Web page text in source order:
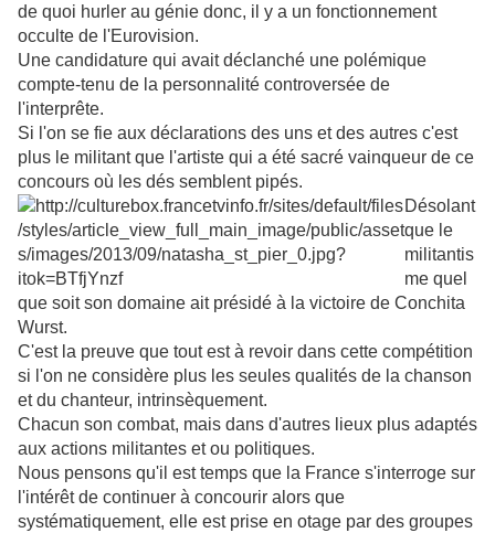
de quoi hurler au génie donc, il y a un fonctionnement
occulte de l'Eurovision.
Une candidature qui avait déclanché une polémique
compte-tenu de la personnalité controversée de
l'interprête.
Si l'on se fie aux déclarations des uns et des autres c'est
plus le militant que l'artiste qui a été sacré vainqueur de ce
concours où les dés semblent pipés.
Désolant
que le
militantis
me quel
que soit son domaine ait présidé à la victoire de Conchita
Wurst.
C'est la preuve que tout est à revoir dans cette compétition
si l'on ne considère plus les seules qualités de la chanson
et du chanteur, intrinsèquement.
Chacun son combat, mais dans d'autres lieux plus adaptés
aux actions militantes et ou politiques.
Nous pensons qu'il est temps que la France s'interroge sur
l'intérêt de continuer à concourir alors que
systématiquement, elle est prise en otage par des groupes